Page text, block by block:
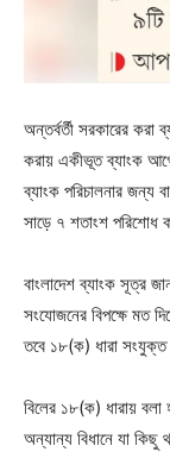
অন্তর্বর্তী সরকারের
করায় একীভূত ব্যাংক
ব্যাংক পরিচালনার জন্য
সাড়ে ৭ শতাংশ পরিশোধ
বাংলাদেশ ব্যাংক সূত্র
সংযোজনের বিপক্ষে মত
তবে ১৮(ক) ধারা সংযুক্ত
বিলের ১৮(ক) ধারায়
অন্যান্য বিধানে যা